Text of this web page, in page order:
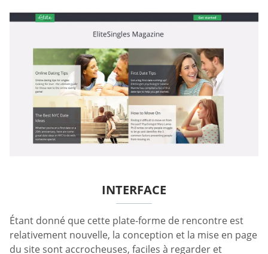
INTERFACE
Étant donné que cette plate-forme de rencontre est
relativement nouvelle, la conception et la mise en page
du site sont accrocheuses, faciles à regarder et